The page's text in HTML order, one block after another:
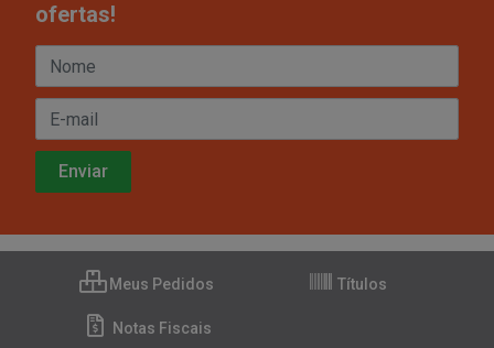
ofertas!
Meus Pedidos Títulos
Notas Fiscais